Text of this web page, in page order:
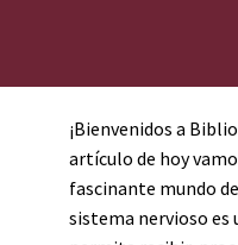
¡Bienvenidos a
artículo de hoy
fascinante mundo
sistema nervioso es